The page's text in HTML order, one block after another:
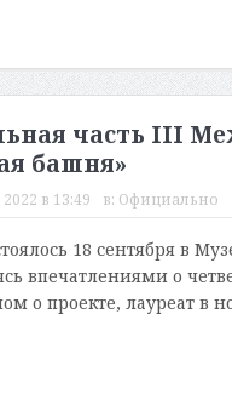
часть III
башня»
в 13:49 в: Официально
18 сентября в
впечатлениями о
о проекте, лауреат в